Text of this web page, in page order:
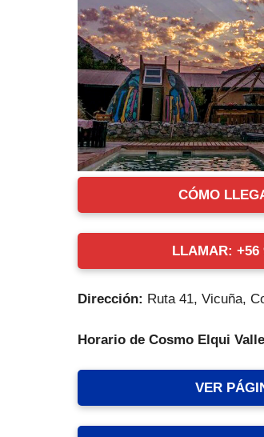
CÓMO
LLAMAR: +56
Dirección: Ruta 41, Vicuña,
Horario de Cosmo Elqui
VER